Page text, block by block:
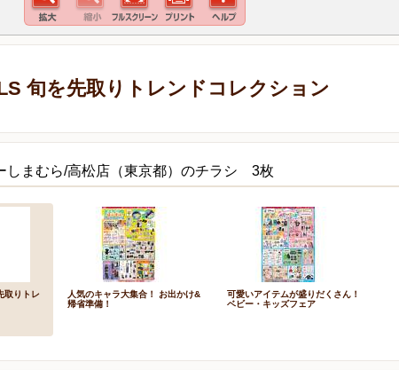
旬を先取りトレンドコレクション
しまむら/高松店（東京都）のチラシ 3枚
取りトレ
人気のキャラ大集合！ お出かけ&
帰省準備！
可愛いアイテムが盛りだくさん！
ベビー・キッズフェア